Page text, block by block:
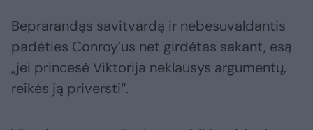
Beprarandąs savitvardą ir nebesuvaldantis
padėties Conroy’us net girdėtas sakant, esą
„jei princesė Viktorija neklausys argumentų,
reikės ją priversti“.